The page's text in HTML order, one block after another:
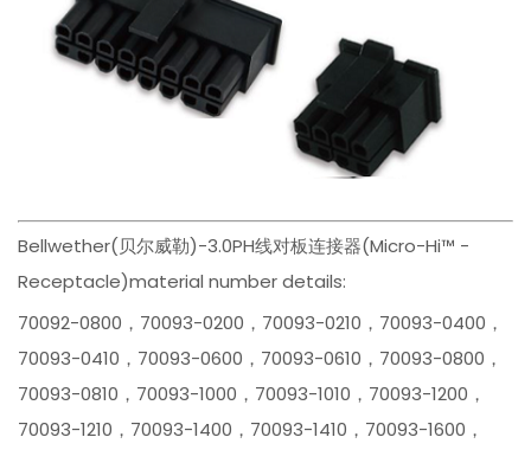
Bellwether(贝尔威勒)-3.0PH线对板连接器(Micro-Hi™ -
Receptacle)material number details:
70092-0800，70093-0200，70093-0210，70093-0400，
70093-0410，70093-0600，70093-0610，70093-0800，
70093-0810，70093-1000，70093-1010，70093-1200，
70093-1210，70093-1400，70093-1410，70093-1600，